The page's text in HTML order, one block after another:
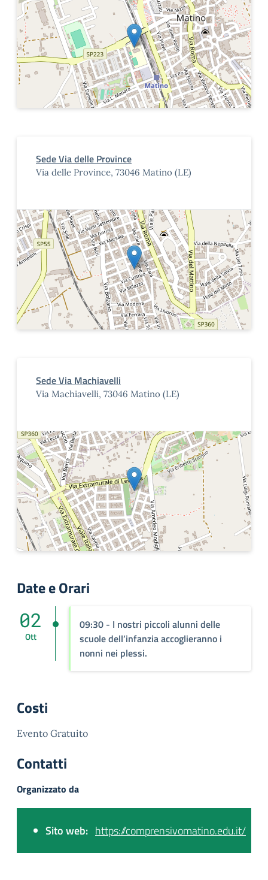
Sede Via delle Province
Via delle Province, 73046 Matino (LE)
Sede Via Machiavelli
Via Machiavelli, 73046 Matino (LE)
Date e Orari
09:30 - I nostri piccoli alunni delle
scuole dell’infanzia accoglieranno i
nonni nei plessi.
02
Ott
Costi
Evento Gratuito
Contatti
Organizzato da
Sito web: https://comprensivomatino.edu.it/